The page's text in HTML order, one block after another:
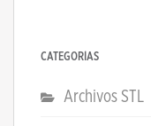
CATEGORÍAS
Archivos STL